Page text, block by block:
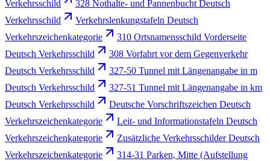
Verkehrsschild
328 Nothalte- und Pannenbucht Deutsch
Verkehrsschild
Verkehrslenkungstafeln Deutsch
Verkehrszeichenkategorie
310 Ortsnamensschild Vorderseite
Deutsch Verkehrsschild
308 Vorfahrt vor dem Gegenverkehr
Deutsch Verkehrsschild
327-50 Tunnel mit Längenangabe in m
Deutsch Verkehrsschild
327-51 Tunnel mit Längenangabe in km
Deutsch Verkehrsschild
Deutsche Vorschriftszeichen Deutsch
Verkehrszeichenkategorie
Leit- und Informationstafeln Deutsch
Verkehrszeichenkategorie
Zusätzliche Verkehrsschilder Deutsch
Verkehrszeichenkategorie
314-31 Parken, Mitte (Aufstellung